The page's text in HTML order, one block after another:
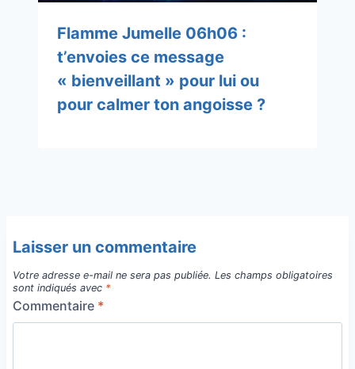
Flamme Jumelle 06h06 :
t’envoies ce message
« bienveillant » pour lui ou
pour calmer ton angoisse ?
Laisser un commentaire
Votre adresse e-mail ne sera pas publiée. Les champs obligatoires
sont indiqués avec *
Commentaire *